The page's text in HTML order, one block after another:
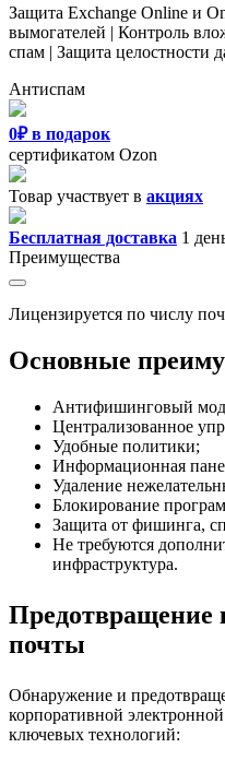
Акции
Скачать
Новости
Сертификаты
Оплата
Доставка
Контакты
8
(800)
250-
16-
03
info@store-
Защита Exchange Online и
вымогателей | Контроль
спам | Защита целостности
Антиспам
0₽ в подарок
сертификатом Ozon
Товар участвует в акциях
Бесплатная доставка 1
Преимущества
Лицензируется по числу
Основные
Антифишинговый
Централизованное
Удобные политики;
Информационная
Удаление
Блокирование
Защита от фишинга,
Не требуются
инфраструктура.
Предотвращение
почты
Обнаружение и
корпоративной
ключевых технологий: